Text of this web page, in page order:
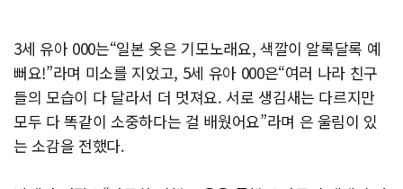
3세 유아 000는“일본 옷은 기모노래요, 색깔이 알록달록 예
뻐요!”라며 미소를 지었고, 5세 유아 000은“여러 나라 친구
들의 모습이 다 달라서 더 멋져요. 서로 생김새는 다르지만
모두 다 똑같이 소중하다는 걸 배웠어요”라며 은 울림이 있
는 소감을 전했다.